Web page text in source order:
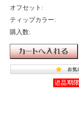
オフセット:
ティップカラー:
購入数: